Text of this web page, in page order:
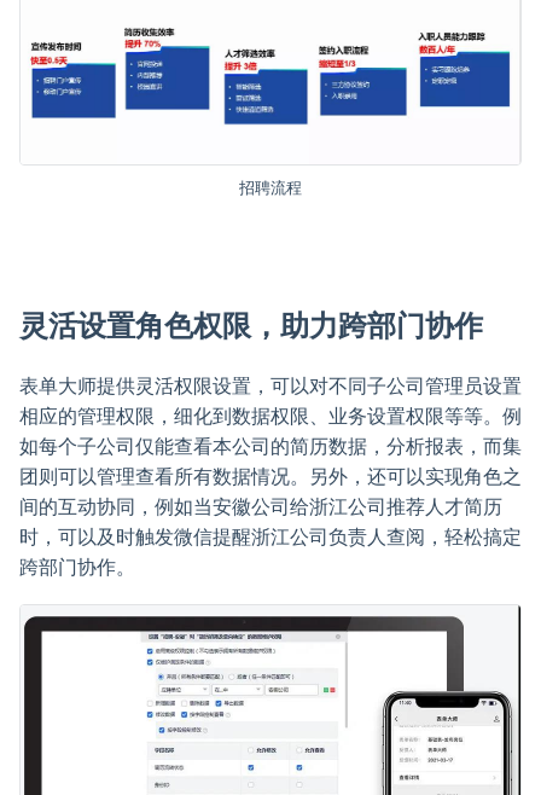
招聘流程
灵活设置角色权限，助力跨部门协作
表单大师提供灵活权限设置，可以对不同子公司管理员设置
相应的管理权限，细化到数据权限、业务设置权限等等。例
如每个子公司仅能查看本公司的简历数据，分析报表，而集
团则可以管理查看所有数据情况。另外，还可以实现角色之
间的互动协同，例如当安徽公司给浙江公司推荐人才简历
时，可以及时触发微信提醒浙江公司负责人查阅，轻松搞定
跨部门协作。